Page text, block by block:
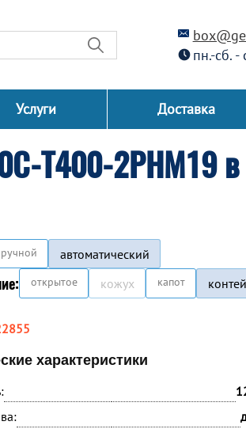
пн.-сб.
Услуги Доставка
Т400-2РНМ19 в
ручной автоматический
открытое кожух капот
характеристики